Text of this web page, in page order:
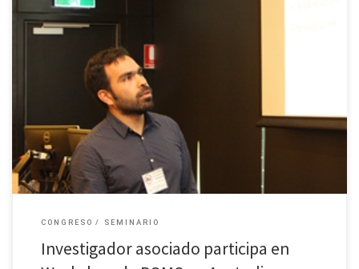
“Fue una oportunidad para mostrar a la comunidad de usuarios ROMS
una de las líneas de investigación que se realiza en el país”. Cristian Salas,
profesor e investigador asociado […]
CONGRESO SEMINARIO
Investigador asociado participa en